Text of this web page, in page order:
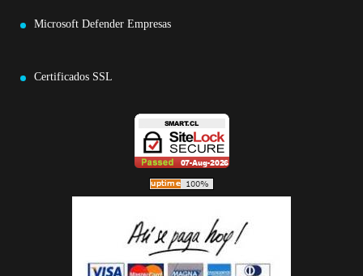
Microsoft Defender Empresas
Certificados SSL